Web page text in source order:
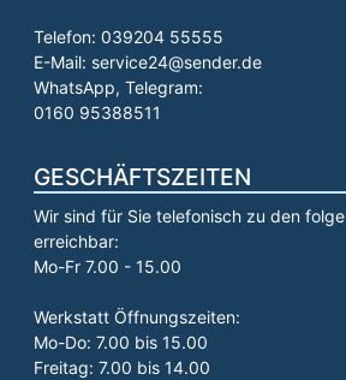
Telefon: 039204 55555
E-Mail: service24@sender.de
WhatsApp, Telegram:
0160 95388511
GESCHÄFTSZEITEN
Wir sind für Sie telefonisch zu den
erreichbar:
Mo-Fr 7.00 - 15.00
Werkstatt Öffnungszeiten:
Mo-Do: 7.00 bis 15.00
Freitag: 7.00 bis 14.00